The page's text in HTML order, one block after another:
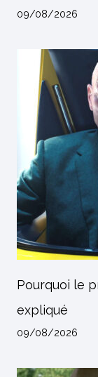
09/08/2026
Pourquoi le
expliqué
09/08/2026